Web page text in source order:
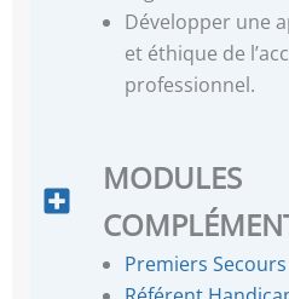
Développer une
et éthique de
professionnel.
MODULES
Premiers